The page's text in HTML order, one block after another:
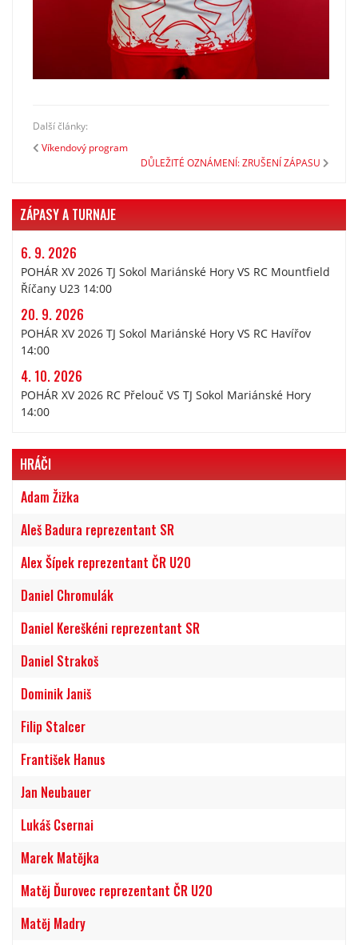
Další články:
Víkendový program
DŮLEŽITÉ OZNÁMENÍ: ZRUŠENÍ ZÁPASU
ZÁPASY A TURNAJE
6. 9. 2026
POHÁR XV 2026 TJ Sokol Mariánské Hory VS RC Mountfield
Říčany U23 14:00
20. 9. 2026
POHÁR XV 2026 TJ Sokol Mariánské Hory VS RC Havířov
14:00
4. 10. 2026
POHÁR XV 2026 RC Přelouč VS TJ Sokol Mariánské Hory
14:00
HRÁČI
Adam Žižka
Aleš Badura reprezentant SR
Alex Šípek reprezentant ČR U20
Daniel Chromulák
Daniel Kereškéni reprezentant SR
Daniel Strakoš
Dominik Janiš
Filip Stalcer
František Hanus
Jan Neubauer
Lukáš Csernai
Marek Matějka
Matěj Ďurovec reprezentant ČR U20
Matěj Madry